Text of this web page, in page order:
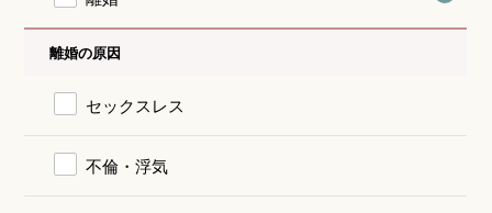
離婚の原因
セックスレス
不倫・浮気